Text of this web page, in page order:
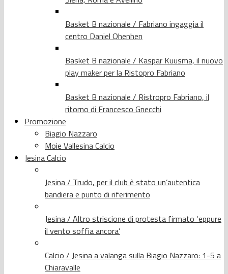
Basket B nazionale / Fabriano ingaggia il
centro Daniel Ohenhen
Basket B nazionale / Kaspar Kuusma, il nuovo
play maker per la Ristopro Fabriano
Basket B nazionale / Ristropro Fabriano, il
ritorno di Francesco Gnecchi
Promozione
Biagio Nazzaro
Moie Vallesina Calcio
Jesina Calcio
Jesina / Trudo, per il club è stato un’autentica
bandiera e punto di riferimento
Jesina / Altro striscione di protesta firmato ‘eppure
il vento soffia ancora’
Calcio / Jesina a valanga sulla Biagio Nazzaro: 1-5 a
Chiaravalle